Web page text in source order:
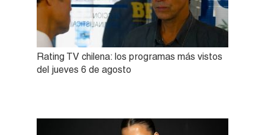
Rating TV chilena: los programas más vistos
del jueves 6 de agosto